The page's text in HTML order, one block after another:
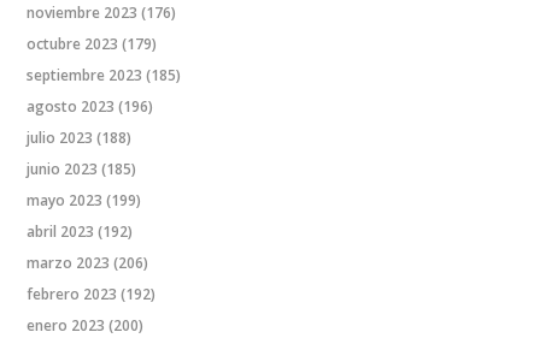
noviembre 2023 (176)
octubre 2023 (179)
septiembre 2023 (185)
agosto 2023 (196)
julio 2023 (188)
junio 2023 (185)
mayo 2023 (199)
abril 2023 (192)
marzo 2023 (206)
febrero 2023 (192)
enero 2023 (200)